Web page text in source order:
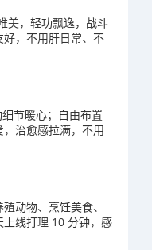
美，轻功飘逸，战斗
好，不用肝日常、不
节暖心；自由布置
治愈感拉满，不用
动物、烹饪美食、
线打理 10 分钟，感